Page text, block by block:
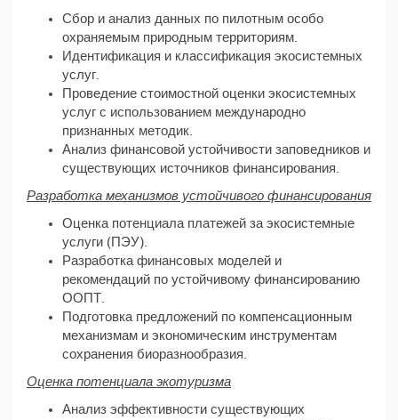
Сбор и анализ данных по пилотным особо
охраняемым природным территориям.
Идентификация и классификация экосистемных
услуг.
Проведение стоимостной оценки экосистемных
услуг с использованием международно
признанных методик.
Анализ финансовой устойчивости заповедников и
существующих источников финансирования.
Разработка механизмов устойчивого финансирования
Оценка потенциала платежей за экосистемные
услуги (ПЭУ).
Разработка финансовых моделей и
рекомендаций по устойчивому финансированию
ООПТ.
Подготовка предложений по компенсационным
механизмам и экономическим инструментам
сохранения биоразнообразия.
Оценка потенциала экотуризма
Анализ эффективности существующих